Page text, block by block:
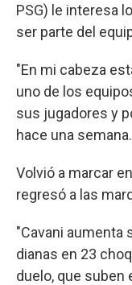
PSG) le interesa
ser parte del
"En mi cabeza
uno de los
sus jugadores y
hace una semana.
Volvió a marcar
regresó a las
"Cavani aumenta
dianas en 23
duelo, que suben